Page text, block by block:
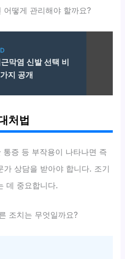
어떻게 관리해야 할까요?
막염 신발 선택 비
지 공개
처법
증 등 부작용이 나타나면 즉
가 상담을 받아야 합니다. 조기
데 중요합니다.
조치는 무엇일까요?